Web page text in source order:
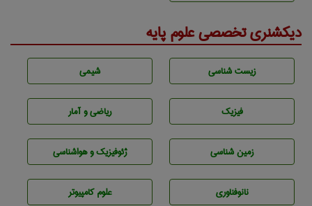
دیکشنری تخصصی علوم پایه
زيست شناسی شيمی
فیزیک ریاضی و آمار
زمين شناسی ژئوفيزيك و هواشناسی
نانوفناوری علوم کامپیوتر